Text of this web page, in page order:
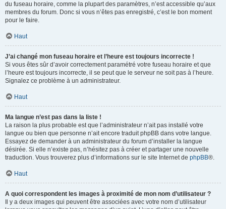
du fuseau horaire, comme la plupart des paramètres, n’est accessible qu’aux
membres du forum. Donc si vous n’êtes pas enregistré, c’est le bon moment
pour le faire.
Haut
J’ai changé mon fuseau horaire et l’heure est toujours incorrecte !
Si vous êtes sûr d’avoir correctement paramétré votre fuseau horaire et que
l’heure est toujours incorrecte, il se peut que le serveur ne soit pas à l’heure.
Signalez ce problème à un administrateur.
Haut
Ma langue n’est pas dans la liste !
La raison la plus probable est que l’administrateur n’ait pas installé votre
langue ou bien que personne n’ait encore traduit phpBB dans votre langue.
Essayez de demander à un administrateur du forum d’installer la langue
désirée. Si elle n’existe pas, n’hésitez pas à créer et partager une nouvelle
traduction. Vous trouverez plus d’informations sur le site Internet de phpBB®.
Haut
A quoi correspondent les images à proximité de mon nom d’utilisateur ?
Il y a deux images qui peuvent être associées avec votre nom d’utilisateur